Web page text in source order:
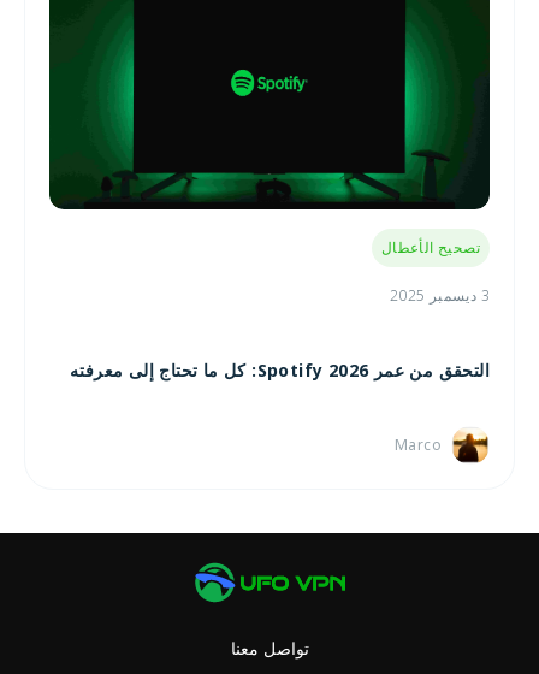
تصحيح الأعطال
3 ديسمبر 2025
التحقق من عمر Spotify 2026: كل ما تحتاج إلى معرفته
Marco
تواصل معنا